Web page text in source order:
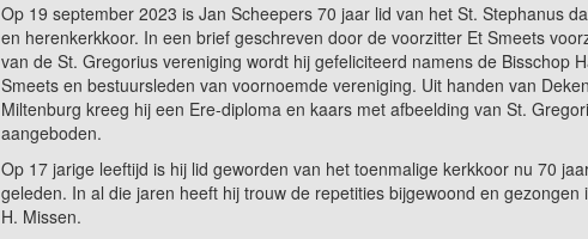
Op 19 september 2023 is Jan Scheepers 70 jaar lid van het St. Stephanus
en herenkerkkoor. In een brief geschreven door de voorzitter Et Smeets
van de St. Gregorius vereniging wordt hij gefeliciteerd namens de Bisschop
Smeets en bestuursleden van voornoemde vereniging. Uit handen van
Miltenburg kreeg hij een Ere-diploma en kaars met afbeelding van St.
aangeboden.
Op 17 jarige leeftijd is hij lid geworden van het toenmalige kerkkoor nu 70
geleden. In al die jaren heeft hij trouw de repetities bijgewoond en gezongen
H. Missen.